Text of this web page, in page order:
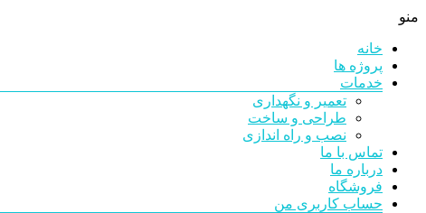
منو
خانه
پروژه ها
خدمات
تعمیر و نگهداری
طراحی و ساخت
نصب و راه اندازی
تماس با ما
درباره ما
فروشگاه
حساب کاربری من